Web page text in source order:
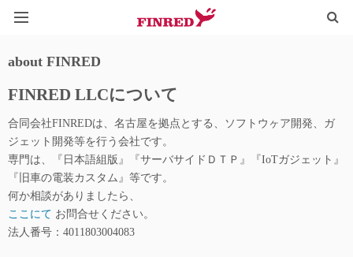
HOME
TYPOGRAPHY
IoT@WEB
LINE_QR
about FINRED
FINRED LLCについて
合同会社FINREDは、名古屋を拠点とする、ソフトウヶア開発、ガ
ジェット開発等を行う会社です。
専門は、『日本語組版』『サーバサイドＤＴＰ』『IoTガジェット』
『旧車の電装カスタム』等です。
何か相談がありましたら、
ここにて お問合せください。
法人番号：4011803004083